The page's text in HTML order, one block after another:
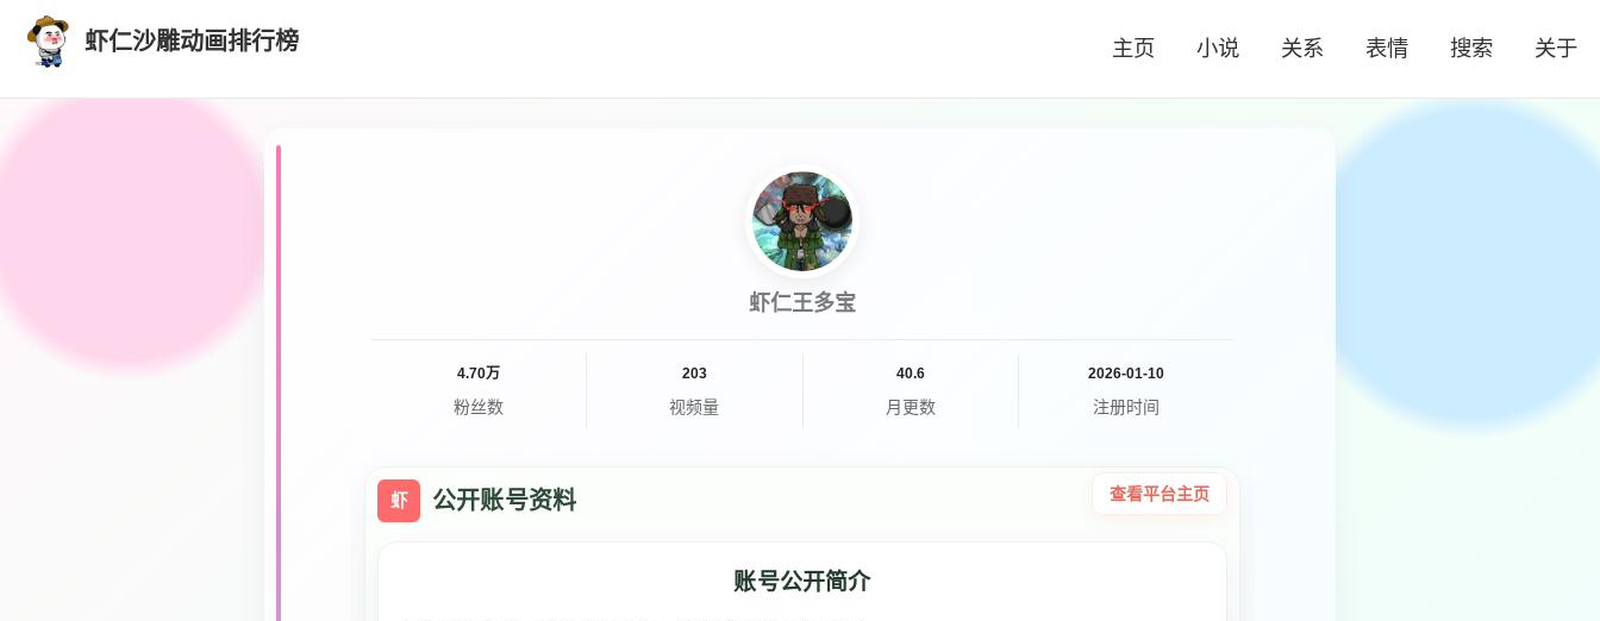
虾仁沙雕动画排行榜 主页 小说 关系 表情 搜索 关于
虾仁王多宝
4.70万
粉丝数
203
视频量
40.6
月更数
2026-01-10
注册时间
虾 公开账号资料 查看平台主页
账号公开简介